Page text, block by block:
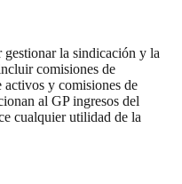
la sindicación y la
comisiones de
activos y comisiones de
al GP ingresos del
cualquier utilidad de la